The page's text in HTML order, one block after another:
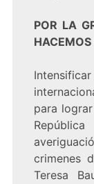
POR LA
para
crimenes
Teresa